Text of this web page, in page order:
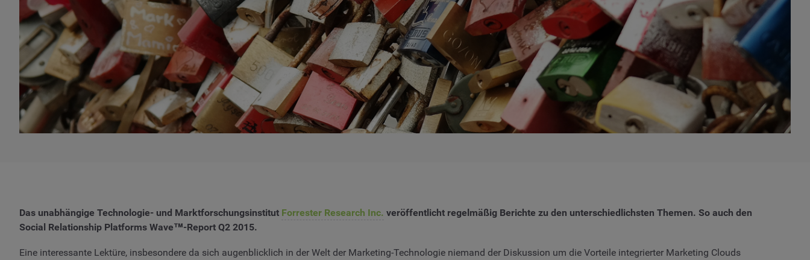
Das unabhängige Technologie- und Marktforschungsinstitut Forrester Research Inc. veröffentlicht regelmäßig Berichte zu den unterschiedlichsten Themen. So auch den
Social Relationship Platforms Wave™-Report Q2 2015.
Eine interessante Lektüre, insbesondere da sich augenblicklich in der Welt der Marketing-Technologie niemand der Diskussion um die Vorteile integrierter Marketing Clouds